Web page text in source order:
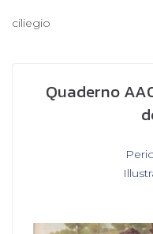
ciliegio
Quaderno